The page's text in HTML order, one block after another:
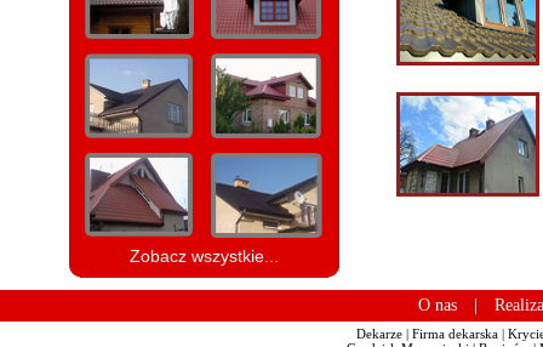
Zobacz wszystkie...
O nas
Dekarze | Firma dekarska |